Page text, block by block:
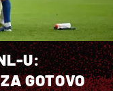
U:
GOTOVO